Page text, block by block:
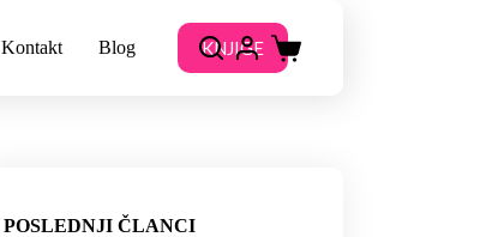
Kontakt Blog KNJIGE
POSLEDNJI ČLANCI